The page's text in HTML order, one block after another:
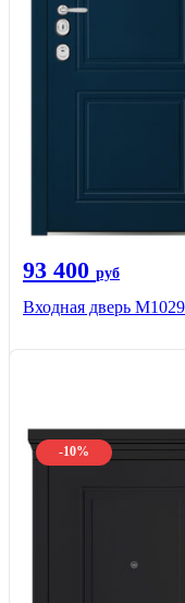
93 400 руб
Входная дверь
-10%